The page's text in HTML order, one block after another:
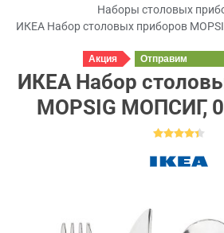
Наборы столовых
ИКЕА Набор столовых приборов
Акция
Отправим
завтра
ИКЕА Набор
MOPSIG МОПСИГ,